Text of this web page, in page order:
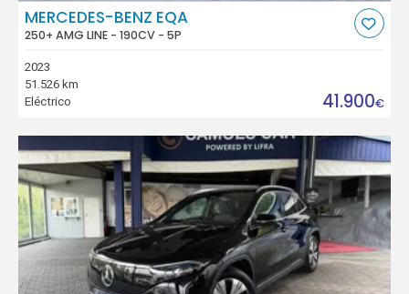
MERCEDES-BENZ EQA
250+ AMG LINE - 190CV - 5P
2023
51.526 km
Eléctrico
41.900€